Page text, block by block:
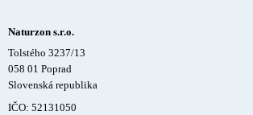
Naturzon s.r.o.
Tolstého 3237/13
058 01 Poprad
Slovenská republika
IČO: 52131050